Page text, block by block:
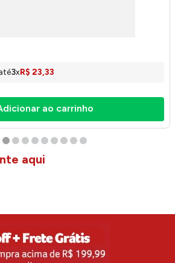
Branco 3 Peças 13408 - Tuut
3xR$ 23,33
ao carrinho
aqui